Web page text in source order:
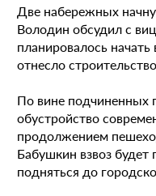
Две набережных
Володин обсудил с
планировалось
отнесло
По вине подчиненных
обустройство
продолжением
Бабушкин взвоз
подняться до